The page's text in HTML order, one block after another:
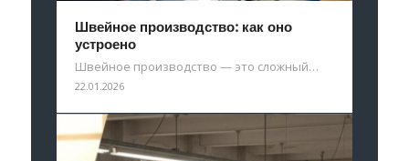
Швейное производство: как оно
устроено
Швейное производство — это сложный…
22.01.2026